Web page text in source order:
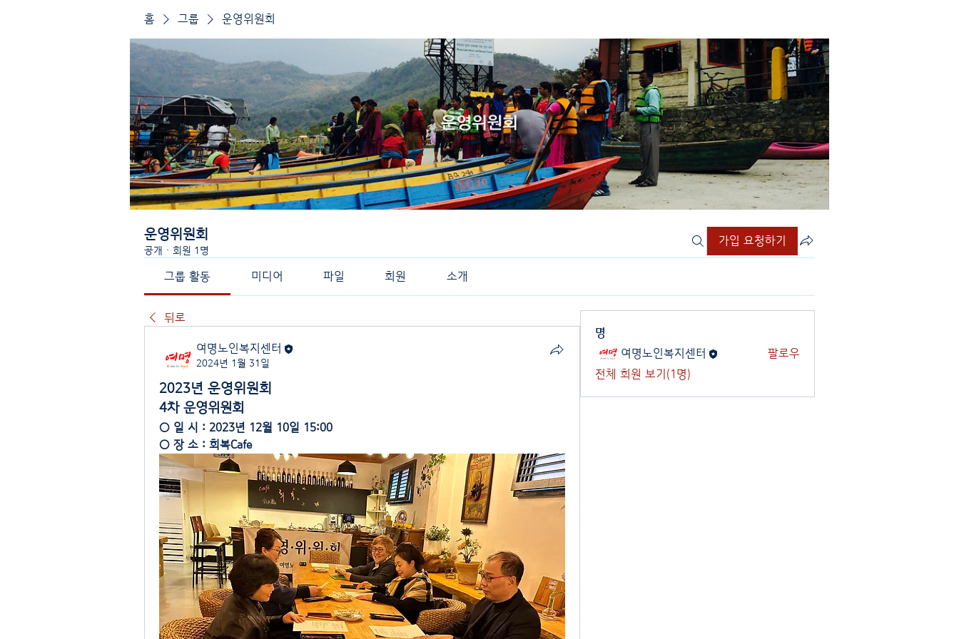
홈 그룹 운영위원회
운영위원회
공개 · 회원 1명
가입 요청하기
그룹 활동 미디어 파일 회원 소개
뒤로
여명노인복지센터
2024년 1월 31일
2023년 운영위원회
4차 운영위원회
○ 일 시 : 2023년 12월 10일 15:00
○ 장 소 : 회복Cafe
명
여명노인복지센터
팔로우
전체 회원 보기(1명)